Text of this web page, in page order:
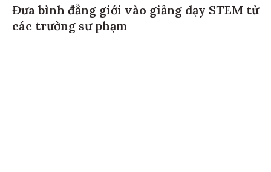
Đưa bình đẳng giới vào giảng dạy STEM từ
các trường sư phạm